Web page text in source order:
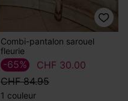
Combi-pantalon sarouel
fleurie
CHF 30.00
CHF 84.95
-65%
1 couleur